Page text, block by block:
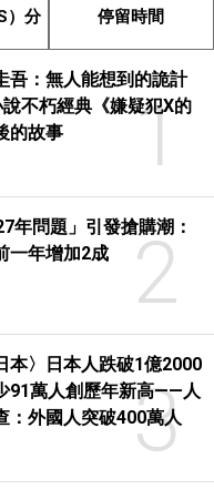
）分
停留時間
1
吾：無人能想到的詭計
不朽經典《嫌疑犯X的
的故事
2
年問題」引發搶購潮：
一年增加2成
3
本〉日本人跌破1億2000
91萬人創歷年新高——人
：外國人突破400萬人